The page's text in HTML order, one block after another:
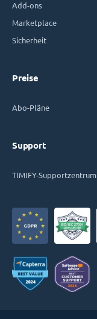
Add-ons
Marketplace
Sicherheit
Preise
Abo-Pläne
Support
TIMIFY-Supportzentrum